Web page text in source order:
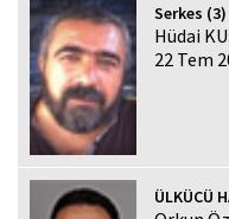
Serkes (3)
Hüdai
22 Tem
ÜLKÜCÜ